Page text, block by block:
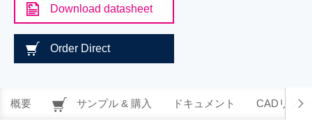
Download datasheet
Order Direct
概要 サンプル & 購入 ドキュメント CADリソー